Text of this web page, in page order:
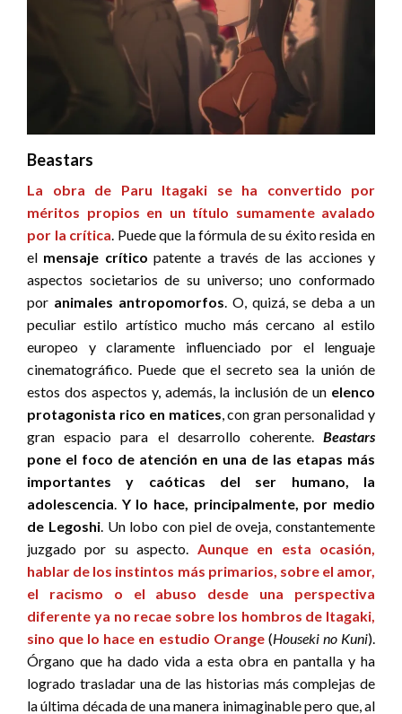
Beastars
La obra de Paru Itagaki se ha convertido por
méritos propios en un título sumamente avalado
por la crítica. Puede que la fórmula de su éxito resida en
el mensaje crítico patente a través de las acciones y
aspectos societarios de su universo; uno conformado
por animales antropomorfos. O, quizá, se deba a un
peculiar estilo artístico mucho más cercano al estilo
europeo y claramente influenciado por el lenguaje
cinematográfico. Puede que el secreto sea la unión de
estos dos aspectos y, además, la inclusión de un elenco
protagonista rico en matices, con gran personalidad y
gran espacio para el desarrollo coherente. Beastars
pone el foco de atención en una de las etapas más
importantes y caóticas del ser humano, la
adolescencia. Y lo hace, principalmente, por medio
de Legoshi. Un lobo con piel de oveja, constantemente
juzgado por su aspecto. Aunque en esta ocasión,
hablar de los instintos más primarios, sobre el amor,
el racismo o el abuso desde una perspectiva
diferente ya no recae sobre los hombros de Itagaki,
sino que lo hace en estudio Orange(Houseki no Kuni).
Órgano que ha dado vida a esta obra en pantalla y ha
logrado trasladar una de las historias más complejas de
la última década de una manera inimaginable pero que, al